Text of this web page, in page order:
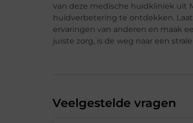
van deze medische huidkliniek uit
huidverbetering te ontdekken.
ervaringen van anderen en maak
juiste zorg, is de weg naar een
Veelgestelde vragen